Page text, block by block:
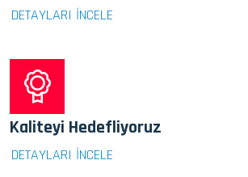
DETAYLARI İNCELE
Kaliteyi Hedefliyoruz
DETAYLARI İNCELE